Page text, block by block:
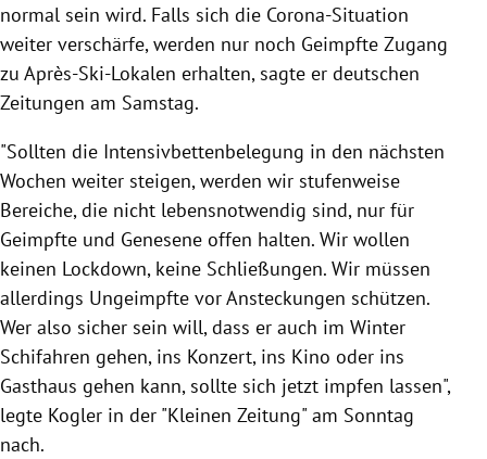
normal sein wird. Falls sich die Corona-Situation
weiter verschärfe, werden nur noch Geimpfte Zugang
zu Après-Ski-Lokalen erhalten, sagte er deutschen
Zeitungen am Samstag.
"Sollten die Intensivbettenbelegung in den nächsten
Wochen weiter steigen, werden wir stufenweise
Bereiche, die nicht lebensnotwendig sind, nur für
Geimpfte und Genesene offen halten. Wir wollen
keinen Lockdown, keine Schließungen. Wir müssen
allerdings Ungeimpfte vor Ansteckungen schützen.
Wer also sicher sein will, dass er auch im Winter
Schifahren gehen, ins Konzert, ins Kino oder ins
Gasthaus gehen kann, sollte sich jetzt impfen lassen",
legte Kogler in der "Kleinen Zeitung" am Sonntag
nach.